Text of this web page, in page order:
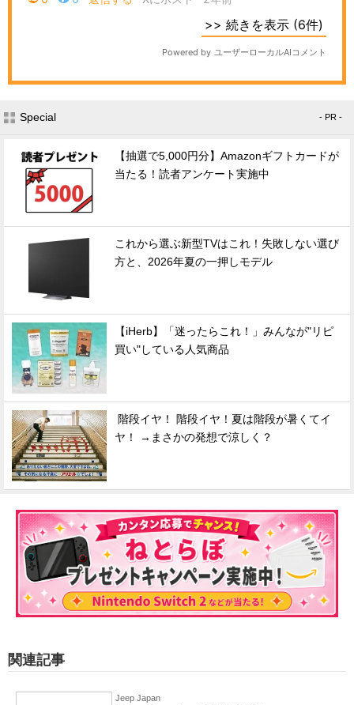
Special - PR -
【抽選で5,000円分】Amazonギフトカードが
当たる！読者アンケート実施中
これから選ぶ新型TVはこれ！失敗しない選び
方と、2026年夏の一押しモデル
【iHerb】「迷ったらこれ！」みんなが"リピ
買い"している人気商品
階段イヤ！ 階段イヤ！夏は階段が暑くてイ
ヤ！ →まさかの発想で涼しく？
関連記事
Jeep Japan